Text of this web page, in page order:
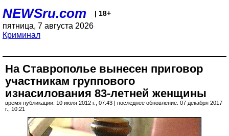
NEWSru.com | 18+
пятница, 7 августа 2026
Криминал
На Ставрополье вынесен приговор
участникам группового
изнасилования 83-летней женщины
время публикации: 10 июля 2012 г., 07:43 | последнее обновление: 07 декабря 2017
г., 10:21